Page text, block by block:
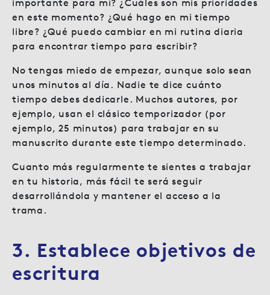
importante para mí? ¿Cuáles son mis prioridades
en este momento? ¿Qué hago en mi tiempo
libre? ¿Qué puedo cambiar en mi rutina diaria
para encontrar tiempo para escribir?
No tengas miedo de empezar, aunque solo sean
unos minutos al día. Nadie te dice cuánto
tiempo debes dedicarle. Muchos autores, por
ejemplo, usan el clásico temporizador (por
ejemplo, 25 minutos) para trabajar en su
manuscrito durante este tiempo determinado.
Cuanto más regularmente te sientes a trabajar
en tu historia, más fácil te será seguir
desarrollándola y mantener el acceso a la
trama.
3. Establece objetivos de
escritura